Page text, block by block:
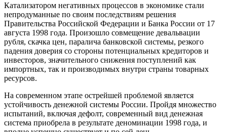
Катализатором негативных процессов в экономике стали
непродуманные по своим последствиям решения
Правительства Российской Федерации и Банка России от 17
августа 1998 года. Произошло совмещение девальвации
рубля, скачка цен, паралича банковской системы, резкого
падения доверия со стороны потенциальных кредиторов и
инвесторов, значительного снижения поступлений как
импортных, так и производимых внутри страны товарных
ресурсов.
На современном этапе острейшей проблемой является
устойчивость денежной системы России. Пройдя множество
испытаний, включая дефолт, современный вид денежная
система приобрела в результате деноминации 1998 года, и